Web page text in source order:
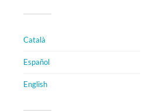
Català
Español
English